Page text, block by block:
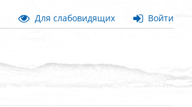
Для слабовидящих Войти